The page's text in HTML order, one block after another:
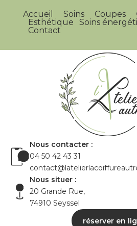
Accueil Soins Coupes
Esthétique
Soins
Contact
Nous contacter :
04 50 42 43 31
Nous situer :
20 Grande Rue,
74910 Seyssel
réserver en